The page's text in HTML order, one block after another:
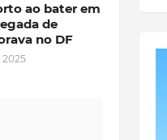
ao bater em
de
no DF